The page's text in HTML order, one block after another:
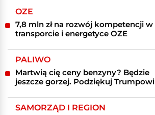
OZE
7,8 mln zł na rozwój kompetencji w
transporcie i energetyce OZE
PALIWO
Martwią cię ceny benzyny? Będzie
jeszcze gorzej. Podziękuj Trumpowi
SAMORZĄD I REGION